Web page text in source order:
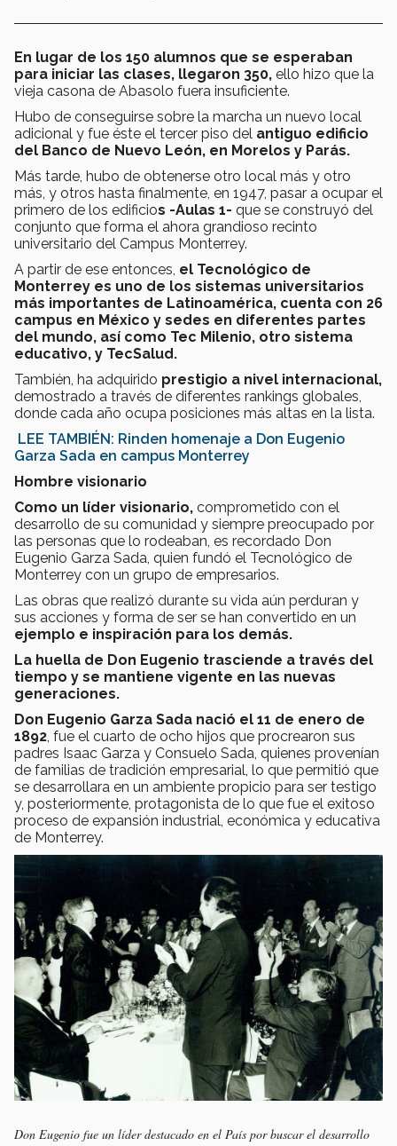
En lugar de los 150 alumnos que se esperaban
para iniciar las clases, llegaron 350, ello hizo que la
vieja casona de Abasolo fuera insuficiente.
Hubo de conseguirse sobre la marcha un nuevo local
adicional y fue éste el tercer piso del antiguo edificio
del Banco de Nuevo León, en Morelos y Parás.
Más tarde, hubo de obtenerse otro local más y otro
más, y otros hasta finalmente, en 1947, pasar a ocupar el
primero de los edificios -Aulas 1- que se construyó del
conjunto que forma el ahora grandioso recinto
universitario del Campus Monterrey.
A partir de ese entonces, el Tecnológico de
Monterrey es uno de los sistemas universitarios
más importantes de Latinoamérica, cuenta con 26
campus en México y sedes en diferentes partes
del mundo, así como Tec Milenio, otro sistema
educativo, y TecSalud.
También, ha adquirido prestigio a nivel internacional,
demostrado a través de diferentes rankings globales,
donde cada año ocupa posiciones más altas en la lista.
LEE TAMBIÉN: Rinden homenaje a Don Eugenio
Garza Sada en campus Monterrey
Hombre visionario
Como un líder visionario, comprometido con el
desarrollo de su comunidad y siempre preocupado por
las personas que lo rodeaban, es recordado Don
Eugenio Garza Sada, quien fundó el Tecnológico de
Monterrey con un grupo de empresarios.
Las obras que realizó durante su vida aún perduran y
sus acciones y forma de ser se han convertido en un
ejemplo e inspiración para los demás.
La huella de Don Eugenio trasciende a través del
tiempo y se mantiene vigente en las nuevas
generaciones.
Don Eugenio Garza Sada nació el 11 de enero de
1892, fue el cuarto de ocho hijos que procrearon sus
padres Isaac Garza y Consuelo Sada, quienes provenían
de familias de tradición empresarial, lo que permitió que
se desarrollara en un ambiente propicio para ser testigo
y, posteriormente, protagonista de lo que fue el exitoso
proceso de expansión industrial, económica y educativa
de Monterrey.
Don Eugenio fue un líder destacado en el País por buscar el desarrollo